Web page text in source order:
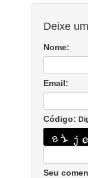
Deixe
Nome:
Email:
Código:
Seu